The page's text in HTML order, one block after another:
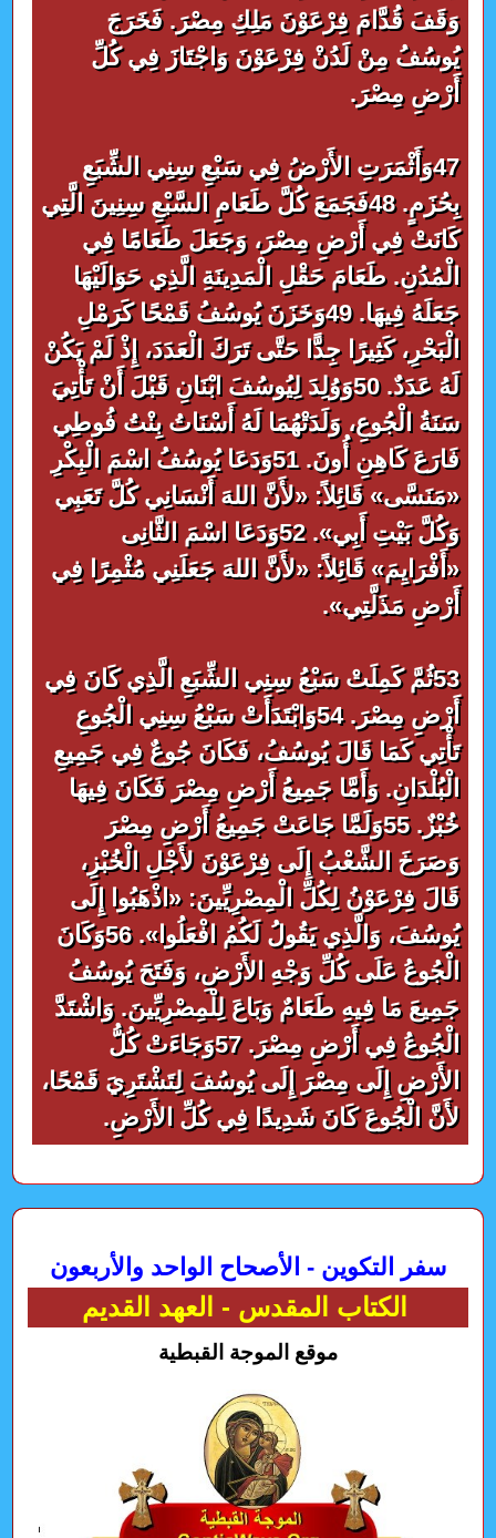
وَقَفَ قُدَّامَ فِرْعَوْنَ مَلِكِ مِصْرَ. فَخَرَجَ
يُوسُفُ مِنْ لَدُنْ فِرْعَوْنَ وَاجْتَازَ فِي كُلِّ
أَرْضِ مِصْرَ.
47وَأَثْمَرَتِ الأَرْضُ فِي سَبْعِ سِنِي الشِّبَعِ
بِحُزَمٍ. 48فَجَمَعَ كُلَّ طَعَامِ السَّبْعِ سِنِينَ الَّتِي
كَانَتْ فِي أَرْضِ مِصْرَ، وَجَعَلَ طَعَامًا فِي
الْمُدُنِ. طَعَامَ حَقْلِ الْمَدِينَةِ الَّذِي حَوَالَيْهَا
جَعَلَهُ فِيهَا. 49وَخَزَنَ يُوسُفُ قَمْحًا كَرَمْلِ
الْبَحْرِ، كَثِيرًا جِدًّا حَتَّى تَرَكَ الْعَدَدَ، إِذْ لَمْ يَكُنْ
لَهُ عَدَدٌ. 50وَوُلِدَ لِيُوسُفَ ابْنَانِ قَبْلَ أَنْ تَأْتِيَ
سَنَةُ الْجُوعِ، وَلَدَتْهُمَا لَهُ أَسْنَاتُ بِنْتُ فُوطِي
فَارَعَ كَاهِنِ أُونَ. 51وَدَعَا يُوسُفُ اسْمَ الْبِكْرِ
«مَنَسَّى» قَائِلاً: «لأَنَّ اللهَ أَنْسَانِي كُلَّ تَعَبِي
وَكُلَّ بَيْتِ أَبِي». 52وَدَعَا اسْمَ الثَّانِى
«أَفْرَايِمَ» قَائِلاً: «لأَنَّ اللهَ جَعَلَنِي مُثْمِرًا فِي
أَرْضِ مَذَلَّتِي».
53ثُمَّ كَمِلَتْ سَبْعُ سِنِي الشِّبَعِ الَّذِي كَانَ فِي
أَرْضِ مِصْرَ. 54وَابْتَدَأَتْ سَبْعُ سِنِي الْجُوعِ
تَأْتِي كَمَا قَالَ يُوسُفُ، فَكَانَ جُوعٌ فِي جَمِيعِ
الْبُلْدَانِ. وَأَمَّا جَمِيعُ أَرْضِ مِصْرَ فَكَانَ فِيهَا
خُبْزٌ. 55وَلَمَّا جَاعَتْ جَمِيعُ أَرْضِ مِصْرَ
وَصَرَخَ الشَّعْبُ إِلَى فِرْعَوْنَ لأَجْلِ الْخُبْزِ،
قَالَ فِرْعَوْنُ لِكُلِّ الْمِصْرِيِّينَ: «اذْهَبُوا إِلَى
يُوسُفَ، وَالَّذِي يَقُولُ لَكُمُ افْعَلُوا». 56وَكَانَ
الْجُوعُ عَلَى كُلِّ وَجْهِ الأَرْضِ، وَفَتَحَ يُوسُفُ
جَمِيعَ مَا فِيهِ طَعَامٌ وَبَاعَ لِلْمِصْرِيِّينَ. وَاشْتَدَّ
الْجُوعُ فِي أَرْضِ مِصْرَ. 57وَجَاءَتْ كُلُّ
الأَرْضِ إِلَى مِصْرَ إِلَى يُوسُفَ لِتَشْتَرِيَ قَمْحًا،
لأَنَّ الْجُوعَ كَانَ شَدِيدًا فِي كُلِّ الأَرْضِ.
سفر التكوين - الأصحاح الواحد والأربعون
الكتاب المقدس - العهد القديم
موقع الموجة القبطية